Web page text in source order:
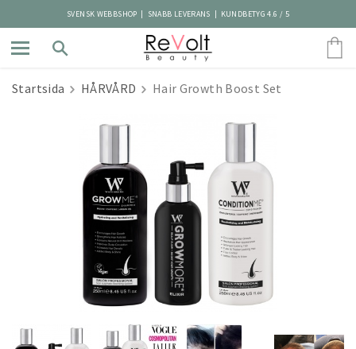
SVENSK WEBBSHOP | SNABB LEVERANS | KUNDBETYG 4.6 / 5
Startsida HÅRVÅRD Hair Growth Boost Set